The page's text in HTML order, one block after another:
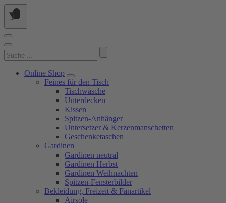
Springe
zum
Suchen
nach:
Online Shop
Feines für den Tisch
Tischwäsche
Unterdecken
Kissen
Spitzen-Anhänger
Untersetzer & Kerzenmanschetten
Geschenketaschen
Gardinen
Gardinen neutral
Gardinen Herbst
Gardinen Weihnachten
Spitzen-Fensterbilder
Bekleidung, Freizeit & Fanartikel
Airsole